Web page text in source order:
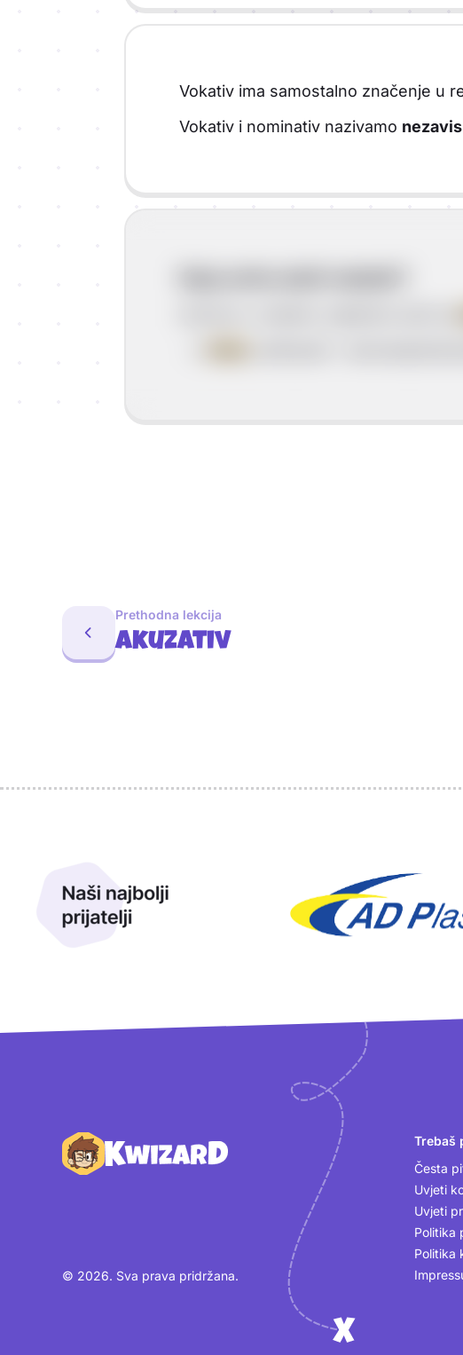
Vokativ ima samostalno značenje u
Vokativ i nominativ nazivamo
Prethodna lekcija
Akuzativ
Podnožje
© 2026. Sva prava pridržana.
Trebaš
Česta
Uvjeti
Uvjeti
Politika
Politika